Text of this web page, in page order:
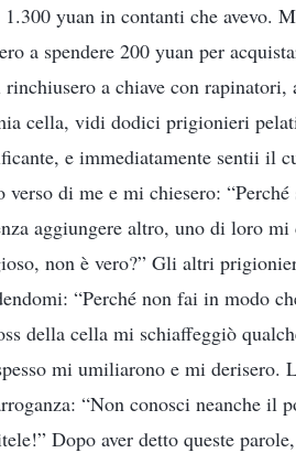
yuan in contanti che avevo.
a spendere 200 yuan per
a chiave con
cella, vidi dodici prigionieri
e immediatamente sentii il
verso di me e mi chiesero:
aggiungere altro, uno di loro
non è vero?” Gli altri
“Perché non fai in modo
della cella mi schiaffeggiò
mi umiliarono e mi derisero.
“Non conosci neanche il
Dopo aver detto queste